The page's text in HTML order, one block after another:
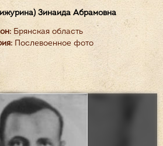
Зинаида Абрамовна
Брянская область
Послевоенное фото